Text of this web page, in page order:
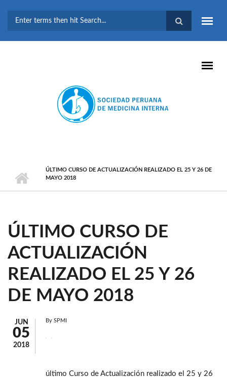
BÚSQUEDA
ÚLTIMO CURSO DE ACTUALIZACIÓN REALIZADO EL 25 Y 26 DE
MAYO 2018
ÚLTIMO CURSO DE
ACTUALIZACIÓN
REALIZADO EL 25 Y 26
DE MAYO 2018
JUN
05
2018
By SPMI
último Curso de Actualización realizado el 25 y 26